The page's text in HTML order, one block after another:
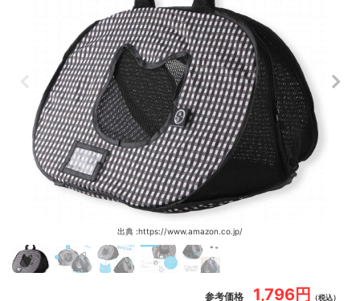
出典 :https://www.amazon.co.jp/
参考価格 1,796円 （税込）